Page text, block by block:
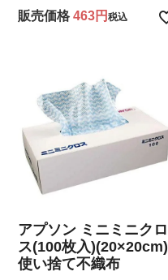
販売価格 463 税込
アプソン ミニミニクロ
ス(100枚入)(20×20cm)
使い捨て不織布